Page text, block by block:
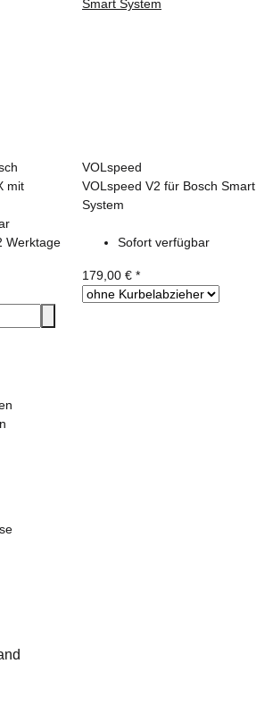
mit
Werktage
VOLspeed
VOLspeed V2 für Bosch Smart
System
Sofort verfügbar
179,00 € *